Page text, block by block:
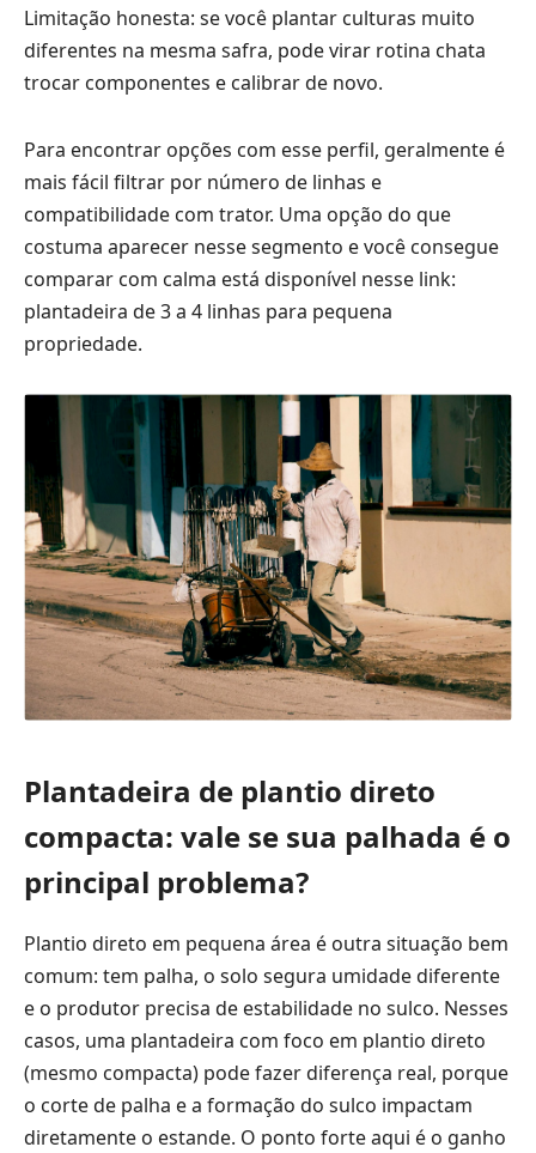
Limitação honesta: se você plantar culturas muito
diferentes na mesma safra, pode virar rotina chata
trocar componentes e calibrar de novo.
Para encontrar opções com esse perfil, geralmente é
mais fácil filtrar por número de linhas e
compatibilidade com trator. Uma opção do que
costuma aparecer nesse segmento e você consegue
comparar com calma está disponível nesse link:
plantadeira de 3 a 4 linhas para pequena
propriedade.
Plantadeira de plantio direto
compacta: vale se sua palhada é o
principal problema?
Plantio direto em pequena área é outra situação bem
comum: tem palha, o solo segura umidade diferente
e o produtor precisa de estabilidade no sulco. Nesses
casos, uma plantadeira com foco em plantio direto
(mesmo compacta) pode fazer diferença real, porque
o corte de palha e a formação do sulco impactam
diretamente o estande. O ponto forte aqui é o ganho